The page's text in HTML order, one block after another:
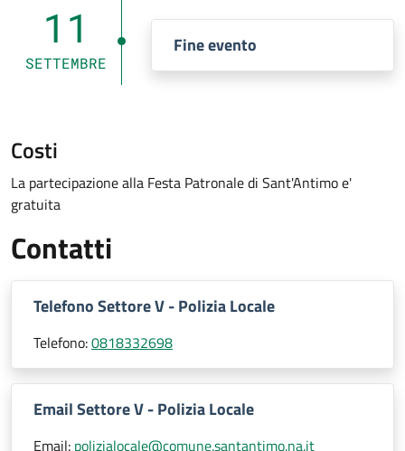
11
SETTEMBRE
Fine evento
Costi
La partecipazione alla Festa Patronale di Sant'Antimo e'
gratuita
Contatti
Telefono Settore V - Polizia Locale
Telefono:0818332698
Email Settore V - Polizia Locale
Email: polizialocale@comune.santantimo.na.it